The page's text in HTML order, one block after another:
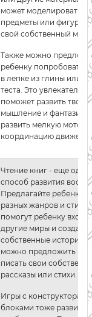
может моделировать
предметы или фигуры,
свой собственный мир
Также можно
ребенку попробовать
в лепке из глины или
теста. Это
поможет развить
мышление и фантазию,
развить мелкую
координацию
Чтение книг - еще
способ развития
Предлагайте ребенку
разных жанров и
помогут ребенку
другие миры и
собственные истории.
можно предложить
писать свои
рассказы или стихи.
Игры с
блоками тоже